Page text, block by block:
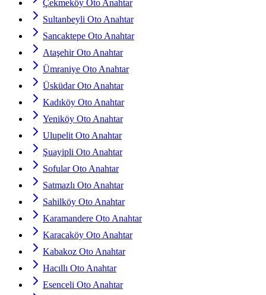
Çekmeköy Oto Anahtar
Sultanbeyli Oto Anahtar
Sancaktepe Oto Anahtar
Ataşehir Oto Anahtar
Ümraniye Oto Anahtar
Üsküdar Oto Anahtar
Kadıköy Oto Anahtar
Yeniköy Oto Anahtar
Ulupelit Oto Anahtar
Şuayipli Oto Anahtar
Sofular Oto Anahtar
Satmazlı Oto Anahtar
Sahilköy Oto Anahtar
Karamandere Oto Anahtar
Karacaköy Oto Anahtar
Kabakoz Oto Anahtar
Hacıllı Oto Anahtar
Esenceli Oto Anahtar